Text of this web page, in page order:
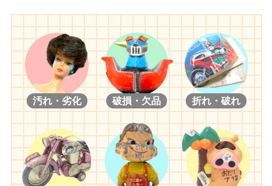
汚れ・劣化 破損・欠品 折れ・破れ